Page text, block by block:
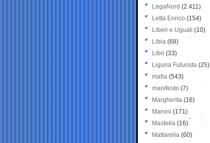
LegaNord (2.411)
Letta Enrico (154)
Liberi e Uguali (10)
Libia (68)
Libri (33)
Liguria Futurista (25)
mafia (543)
manifesto (7)
Margherita (16)
Maroni (171)
Mastella (16)
Mattarella (60)